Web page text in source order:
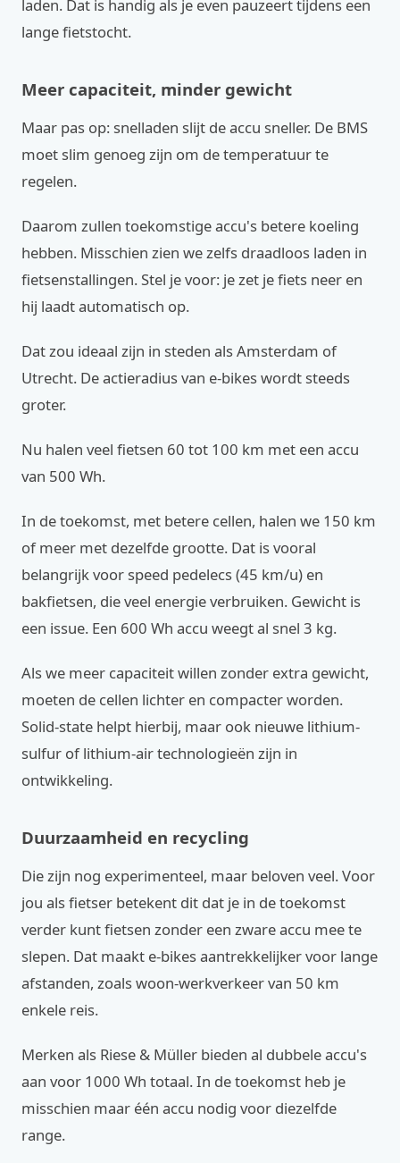
laden. Dat is handig als je even pauzeert tijdens een
lange fietstocht.
Meer capaciteit, minder gewicht
Maar pas op: snelladen slijt de accu sneller. De BMS
moet slim genoeg zijn om de temperatuur te
regelen.
Daarom zullen toekomstige accu's betere koeling
hebben. Misschien zien we zelfs draadloos laden in
fietsenstallingen. Stel je voor: je zet je fiets neer en
hij laadt automatisch op.
Dat zou ideaal zijn in steden als Amsterdam of
Utrecht. De actieradius van e-bikes wordt steeds
groter.
Nu halen veel fietsen 60 tot 100 km met een accu
van 500 Wh.
In de toekomst, met betere cellen, halen we 150 km
of meer met dezelfde grootte. Dat is vooral
belangrijk voor speed pedelecs (45 km/u) en
bakfietsen, die veel energie verbruiken. Gewicht is
een issue. Een 600 Wh accu weegt al snel 3 kg.
Als we meer capaciteit willen zonder extra gewicht,
moeten de cellen lichter en compacter worden.
Solid-state helpt hierbij, maar ook nieuwe lithium-
sulfur of lithium-air technologieën zijn in
ontwikkeling.
Duurzaamheid en recycling
Die zijn nog experimenteel, maar beloven veel. Voor
jou als fietser betekent dit dat je in de toekomst
verder kunt fietsen zonder een zware accu mee te
slepen. Dat maakt e-bikes aantrekkelijker voor lange
afstanden, zoals woon-werkverkeer van 50 km
enkele reis.
Merken als Riese & Müller bieden al dubbele accu's
aan voor 1000 Wh totaal. In de toekomst heb je
misschien maar één accu nodig voor diezelfde
range.